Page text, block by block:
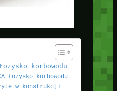
korbowodu
Łożysko korbowodu
w konstrukcji